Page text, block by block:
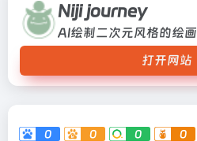
Niji journey
AI绘制二次元风格的绘画
打开网站
0 0 0 0